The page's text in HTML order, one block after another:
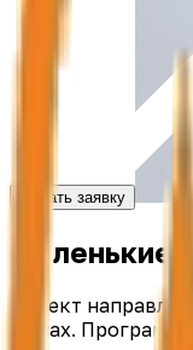
Подать заявку
Проект
домах.